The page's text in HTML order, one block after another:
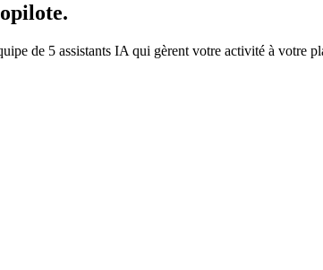
de 5 assistants IA qui gèrent votre activité à votre